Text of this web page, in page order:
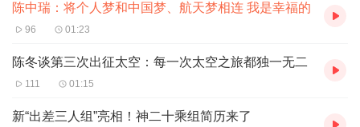
教员和科研人员的默默付出，得益于航天员大队同志们的帮
实现梦想的舞台。所以，我最想表达的是，能够生逢新时
代，我是幸运的；能够将个人梦和中国梦、航天梦紧密相
连，我也是幸福的。
陈中瑞：将个人梦和中国梦、航天梦相连 我是幸福的
96 01:23
陈冬谈第三次出征太空：每一次太空之旅都独一无二
111 01:15
新“出差三人组”亮相！神二十乘组简历来了